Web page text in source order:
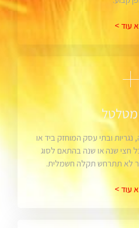
עוד >
מטלטל
ובתי עסק המוחזק ביד או
כל חצי שנה או שנה בהתאם לסוג
לא תתרחש תקלה חשמלית.
עוד >